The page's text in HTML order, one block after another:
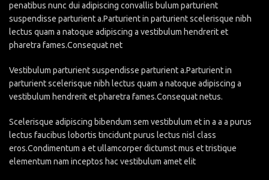
penatibus nunc dui adipiscing convallis bulum parturient
suspendisse parturient a.Parturient in parturient scelerisque nibh
lectus quam a natoque adipiscing a vestibulum hendrerit et
pharetra fames.Consequat net
Vestibulum parturient suspendisse parturient a.Parturient in
parturient scelerisque nibh lectus quam a natoque adipiscing a
vestibulum hendrerit et pharetra fames.Consequat netus.
Scelerisque adipiscing bibendum sem vestibulum et in a a a purus
lectus faucibus lobortis tincidunt purus lectus nisl class
eros.Condimentum a et ullamcorper dictumst mus et tristique
elementum nam inceptos hac vestibulum amet elit